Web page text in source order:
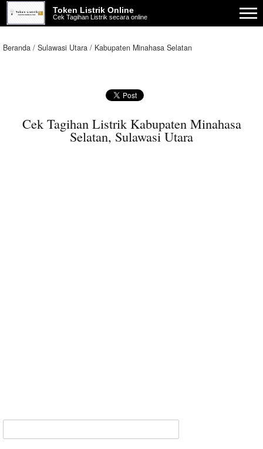
Token Listrik Online
Cek Tagihan Listrik secara online
Beranda Sulawasi Utara Kabupaten Minahasa Selatan
Cek Tagihan Listrik Kabupaten Minahasa
Selatan, Sulawasi Utara